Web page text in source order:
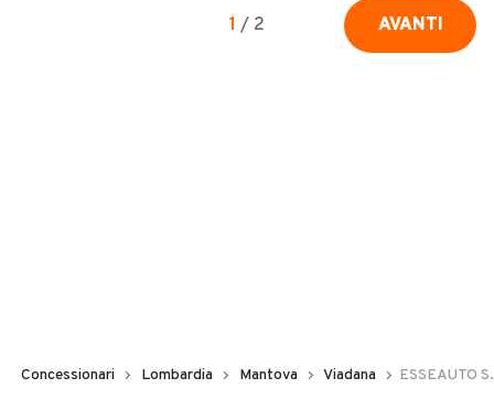
1 / 2 AVANTI
Concessionari Lombardia Mantova Viadana ESSEAUTO